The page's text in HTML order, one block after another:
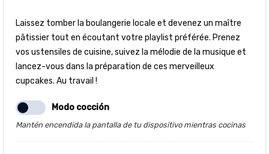
Laissez tomber la boulangerie locale et devenez un maître
pâtissier tout en écoutant votre playlist préférée. Prenez
vos ustensiles de cuisine, suivez la mélodie de la musique et
lancez-vous dans la préparation de ces merveilleux
cupcakes. Au travail !
Modo cocción
Mantén encendida la pantalla de tu dispositivo mientras cocinas